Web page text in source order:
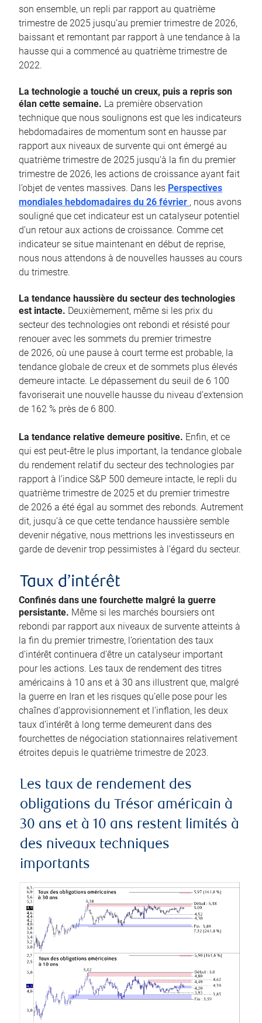
son ensemble, un repli par rapport au quatrième
trimestre de 2025 jusqu’au premier trimestre de 2026,
baissant et remontant par rapport à une tendance à la
hausse qui a commencé au quatrième trimestre de
2022.
La technologie a touché un creux, puis a repris son
élan cette semaine. La première observation
technique que nous soulignons est que les indicateurs
hebdomadaires de momentum sont en hausse par
rapport aux niveaux de survente qui ont émergé au
quatrième trimestre de 2025 jusqu’à la fin du premier
trimestre de 2026, les actions de croissance ayant fait
l’objet de ventes massives. Dans les Perspectives
mondiales hebdomadaires du 26 février , nous avons
souligné que cet indicateur est un catalyseur potentiel
d’un retour aux actions de croissance. Comme cet
indicateur se situe maintenant en début de reprise,
nous nous attendons à de nouvelles hausses au cours
du trimestre.
La tendance haussière du secteur des technologies
est intacte. Deuxièmement, même si les prix du
secteur des technologies ont rebondi et résisté pour
renouer avec les sommets du premier trimestre
de 2026, où une pause à court terme est probable, la
tendance globale de creux et de sommets plus élevés
demeure intacte. Le dépassement du seuil de 6 100
favoriserait une nouvelle hausse du niveau d’extension
de 162 % près de 6 800.
La tendance relative demeure positive. Enfin, et ce
qui est peut-être le plus important, la tendance globale
du rendement relatif du secteur des technologies par
rapport à l’indice S&P 500 demeure intacte, le repli du
quatrième trimestre de 2025 et du premier trimestre
de 2026 a été égal au sommet des rebonds. Autrement
dit, jusqu’à ce que cette tendance haussière semble
devenir négative, nous mettrions les investisseurs en
garde de devenir trop pessimistes à l’égard du secteur.
Taux d’intérêt
Confinés dans une fourchette malgré la guerre
persistante. Même si les marchés boursiers ont
rebondi par rapport aux niveaux de survente atteints à
la fin du premier trimestre, l’orientation des taux
d’intérêt continuera d’être un catalyseur important
pour les actions. Les taux de rendement des titres
américains à 10 ans et à 30 ans illustrent que, malgré
la guerre en Iran et les risques qu’elle pose pour les
chaînes d’approvisionnement et l’inflation, les deux
taux d’intérêt à long terme demeurent dans des
fourchettes de négociation stationnaires relativement
étroites depuis le quatrième trimestre de 2023.
Les taux de rendement des
obligations du Trésor américain à
30 ans et à 10 ans restent limités à
des niveaux techniques
importants